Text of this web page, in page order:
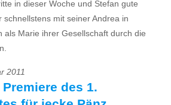
in dieser Woche und Stefan gute
schnellstens mit seiner Andrea in
als Marie ihrer Gesellschaft durch die
2011
des 1.